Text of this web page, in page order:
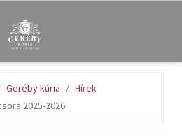
Geréby kúria
Hírek
2025-2026